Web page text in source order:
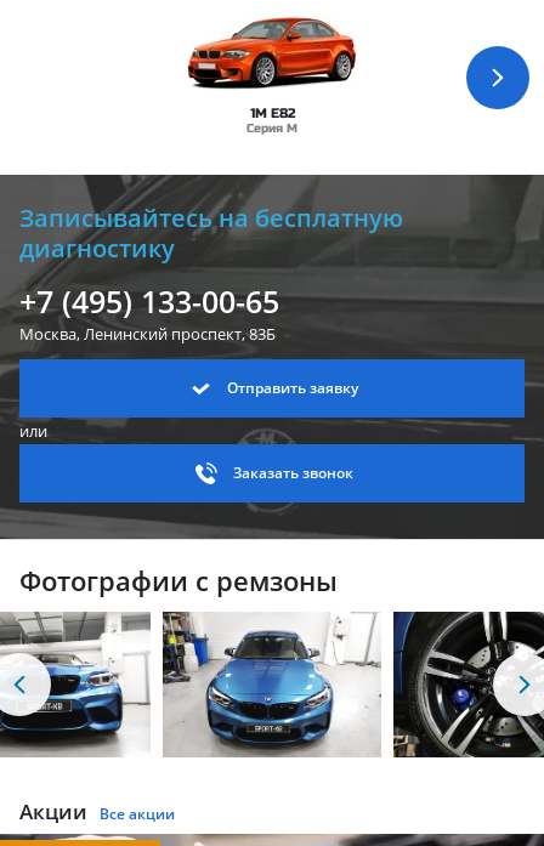
1M E82
Серия M
Записывайтесь на бесплатную
диагностику
+7 (495) 133-00-65
Москва, Ленинскийпроспект, 83Б
Отправить заявку
или
Заказать звонок
Фотографии с ремзоны
Акции Все акции